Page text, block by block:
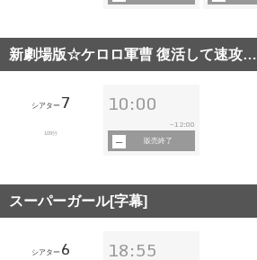
新劇場版☆ケロロ軍曹 復活して速攻…
シアター 7
109分
10:00
~12:00
販売終了
スーパーガール[字幕]
シアター 6 18:55